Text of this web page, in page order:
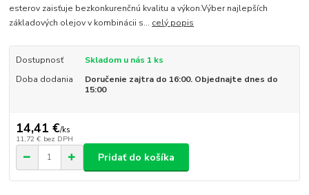
esterov zaisťuje bezkonkurenčnú kvalitu a výkon.Výber najlepších
základových olejov v kombinácii s... celý popis
Dostupnosť
Skladom u nás 1 ks
Doba dodania
Doručenie zajtra do 16:00. Objednajte dnes do
15:00
14,41 €/ks
11,72 € bez DPH
Pridať do košíka